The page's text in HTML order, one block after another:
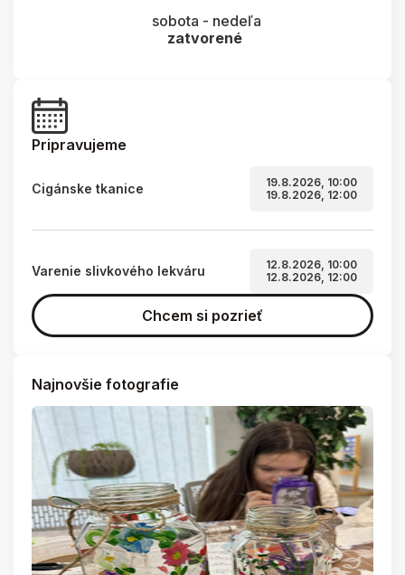
sobota - nedeľa
zatvorené
Pripravujeme
Cigánske tkanice
19.8.2026, 10:00
19.8.2026, 12:00
Varenie slivkového lekváru
12.8.2026, 10:00
12.8.2026, 12:00
Chcem si pozrieť
Najnovšie fotografie